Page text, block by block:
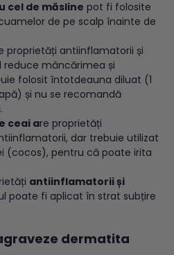
cel de măsline pot fi folosite
de pe scalp înainte de
proprietăți antiinflamatorii și
mâncărimea și
folosit întotdeauna diluat (1
și nu se recomandă
ceai are proprietăți
dar trebuie utilizat
(cocos), pentru că poate irita
antiinflamatorii și
poate fi aplicat în strat subțire
dermatita